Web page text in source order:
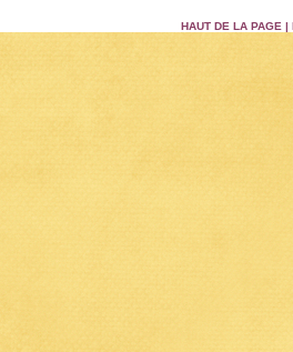
HAUT DE LA PAGE |